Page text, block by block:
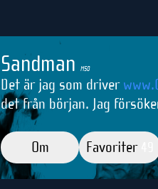
Sandman M50
Det är jag som driver
det från början. Jag
Om Favoriter